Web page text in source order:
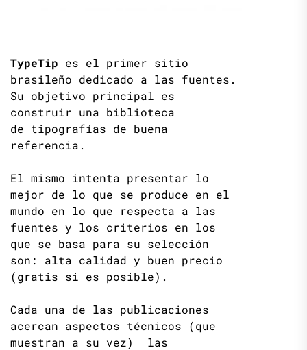
TypeTip es el primer sitio
brasileño dedicado a las fuentes.
Su objetivo principal es
construir una biblioteca
de tipografías de buena
referencia.
El mismo intenta presentar lo
mejor de lo que se produce en el
mundo en lo que respecta a las
fuentes y los criterios en los
que se basa para su selección
son: alta calidad y buen precio
(gratis si es posible).
Cada una de las publicaciones
acercan aspectos técnicos (que
muestran a su vez) las